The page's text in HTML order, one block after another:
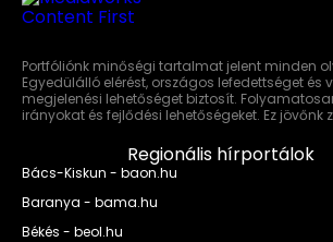
Portfóliónk minőségi tartalmat jelent minden
Egyedülálló elérést, országos lefedettséget és
megjelenési lehetőséget biztosít.
irányokat és fejlődési lehetőségeket. Ez jövőnk
Regionális hírportálok
Bács-Kiskun - baon.hu
Baranya - bama.hu
Békés - beol.hu